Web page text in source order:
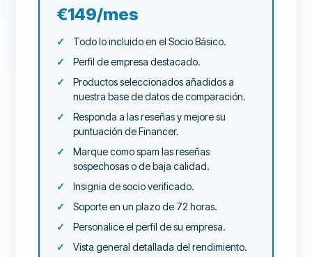
€149/mes
Todo lo incluido en el Socio Básico.
Perfil de empresa destacado.
Productos seleccionados añadidos a
nuestra base de datos de comparación.
Responda a las reseñas y mejore su
puntuación de Financer.
Marque como spam las reseñas
sospechosas o de baja calidad.
Insignia de socio verificado.
Soporte en un plazo de 72 horas.
Personalice el perfil de su empresa.
Vista general detallada del rendimiento.